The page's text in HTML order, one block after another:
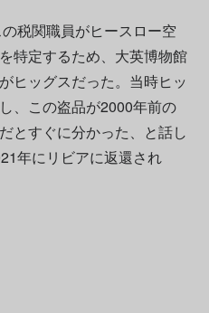
税関職員がヒースロー空
特定するため、大英博物館
ヒッグスだった。当時ヒッ
、 この盗品が2000年前の
とすぐに分かった、と話し
年にリビアに返還され